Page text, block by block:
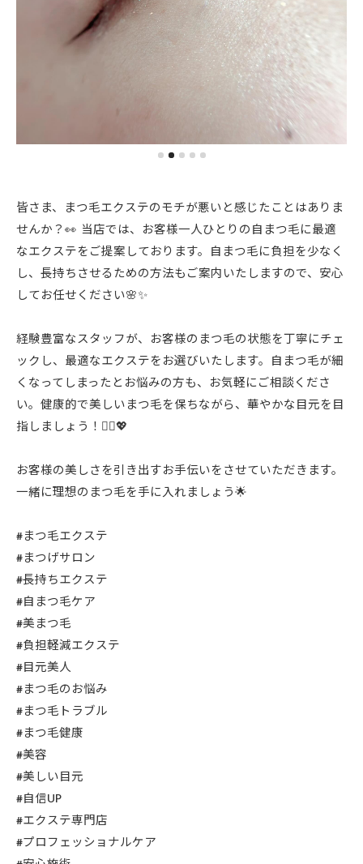
皆さま、まつ毛エクステのモチが悪いと感じたことはありま
せんか？👀 当店では、お客様一人ひとりの自まつ毛に最適
なエクステをご提案しております。自まつ毛に負担を少なく
し、長持ちさせるための方法もご案内いたしますので、安心
してお任せください🌸✨
経験豊富なスタッフが、お客様のまつ毛の状態を丁寧にチェ
ックし、最適なエクステをお選びいたします。自まつ毛が細
くなってしまったとお悩みの方も、お気軽にご相談くださ
い。健康的で美しいまつ毛を保ちながら、華やかな目元を目
指しましょう！💁‍♀️💖
お客様の美しさを引き出すお手伝いをさせていただきます。
一緒に理想のまつ毛を手に入れましょう🌟
#まつ毛エクステ
#まつげサロン
#長持ちエクステ
#自まつ毛ケア
#美まつ毛
#負担軽減エクステ
#目元美人
#まつ毛のお悩み
#まつ毛トラブル
#まつ毛健康
#美容
#美しい目元
#自信UP
#エクステ専門店
#プロフェッショナルケア